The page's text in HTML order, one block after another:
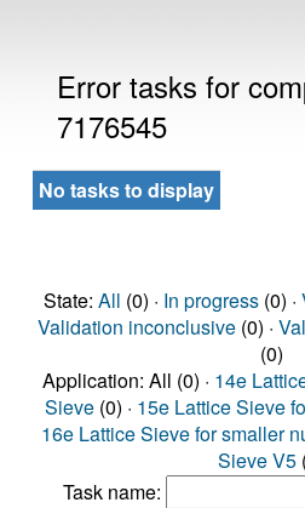
Error tasks for
7176545
No tasks to display
State: All (0) · In progress(0) ·
Validation inconclusive(0) ·
(0)
Application: All (0) · 14e
Sieve (0) · 15e Lattice Sieve
16e Lattice Sieve for smaller
Sieve V5
Task name: